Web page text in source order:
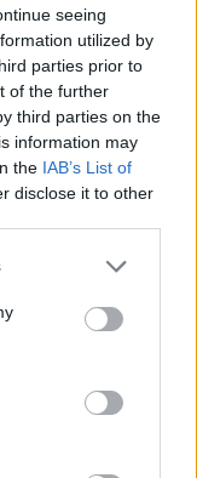
seeing
utilized by
parties prior to
of the further
third parties on the
information may
the IAB’s List of
disclose it to other